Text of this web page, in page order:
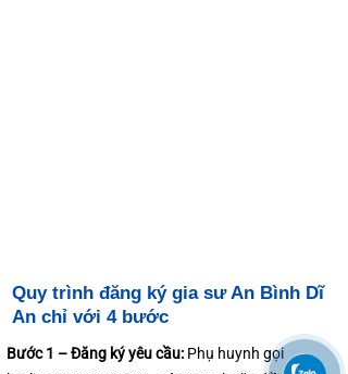
Quy trình đăng ký gia sư An Bình Dĩ
An chỉ với 4 bước
Bước 1 – Đăng ký yêu cầu: Phụ huynh gọi